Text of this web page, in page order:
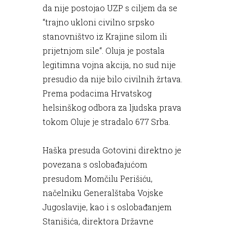
da nije postojao UZP s ciljem da se
“trajno ukloni civilno srpsko
stanovništvo iz Krajine silom ili
prijetnjom sile“. Oluja je postala
legitimna vojna akcija, no sud nije
presudio da nije bilo civilnih žrtava.
Prema podacima Hrvatskog
helsinškog odbora za ljudska prava
tokom Oluje je stradalo 677 Srba.
Haška presuda Gotovini direktno je
povezana s oslobađajućom
presudom Momčilu Perišiću,
načelniku Generalštaba Vojske
Jugoslavije, kao i s oslobađanjem
Stanišića, direktora Državne